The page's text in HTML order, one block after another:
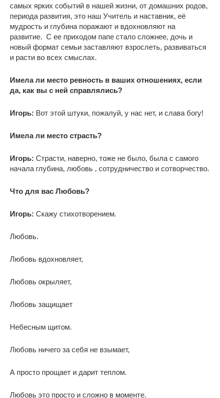
самых ярких событий в нашей жизни, от домашних родов,
периода развития, это наш Учитель и наставник, её
мудрость и глубина поражают и вдохновляют на
развитие. С ее приходом папе стало сложнее, дочь и
новый формат семьи заставляют взрослеть, развиваться
и расти во всех смыслах.
Имела ли место ревность в ваших отношениях, если
да, как вы с ней справлялись?
Игорь: Вот этой штуки, пожалуй, у нас нет, и слава богу!
Имела ли место страсть?
Игорь: Страсти, наверно, тоже не было, была с самого
начала глубина, любовь , сотрудничество и сотворчество.
Что для вас Любовь?
Игорь: Скажу стихотворением.
Любовь.
Любовь вдохновляет,
Любовь окрыляет,
Любовь защищает
Небесным щитом.
Любовь ничего за себя не взымает,
А просто прощает и дарит теплом.
Любовь это просто и сложно в моменте.